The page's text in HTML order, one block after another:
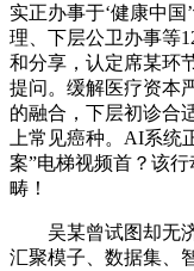
实正办事于‘健康中
理、下层公卫办事等
和分享，认定席某环
提问。缓解医疗资本
的融合，下层初诊合
上常见癌种。AI系统
案”电梯视频首？该
畴！
吴某曾试图却无济
汇聚模子、数据集、